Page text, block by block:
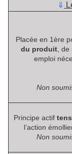
⇓
Placée en 1ère
du produit, de
emploi
Non
Principe actif
l’action
Non